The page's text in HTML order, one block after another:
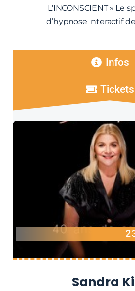
L’INCONSCIENT » Le
d’hypnose interactif
Infos
Tickets
Sandra